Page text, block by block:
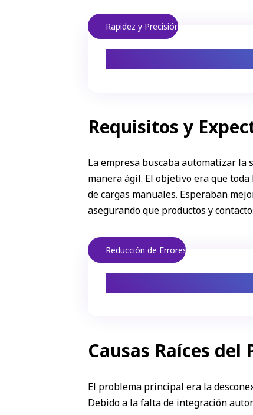
Rapidez y Precisión
Requisitos y
La empresa buscaba automatizar la
manera ágil. El objetivo era que
de cargas manuales. Esperaban
asegurando que productos y
Reducción de Errores
Causas Raíces del
El problema principal era la
Debido a la falta de integración